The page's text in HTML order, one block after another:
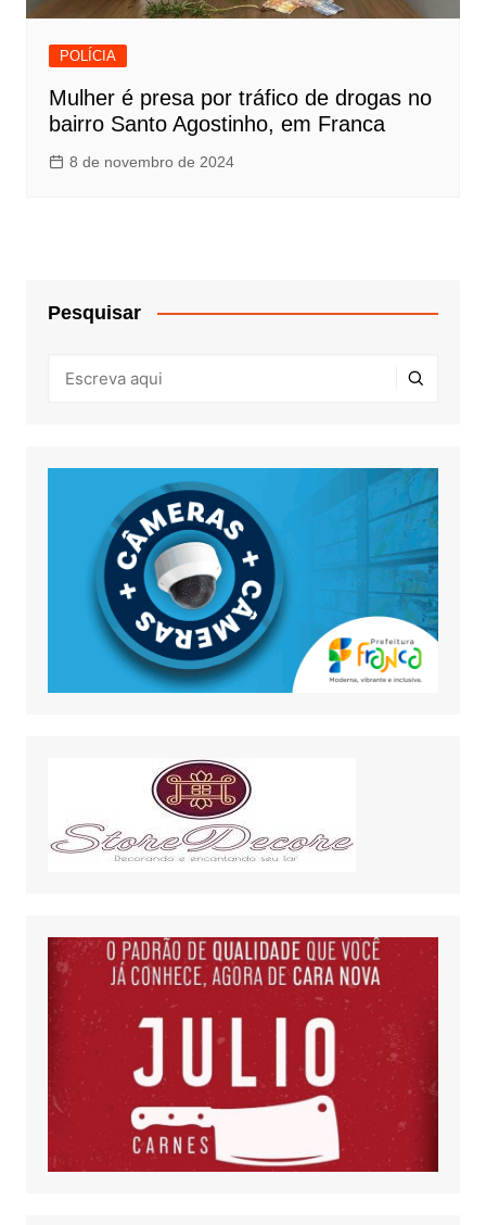
POLÍCIA
Mulher é presa por tráfico de drogas no
bairro Santo Agostinho, em Franca
8 de novembro de 2024
Pesquisar